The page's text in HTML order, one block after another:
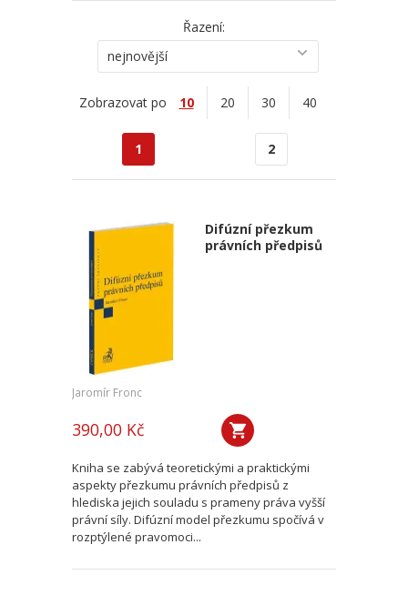
Řazení:
nejnovější
Zobrazovat po 10 20 30 40
1 2
Difúzní přezkum
právních předpisů
Jaromír Fronc
390,00 Kč
Kniha se zabývá teoretickými a praktickými
aspekty přezkumu právních předpisů z
hlediska jejich souladu s prameny práva vyšší
právní síly. Difúzní model přezkumu spočívá v
rozptýlené pravomoci...